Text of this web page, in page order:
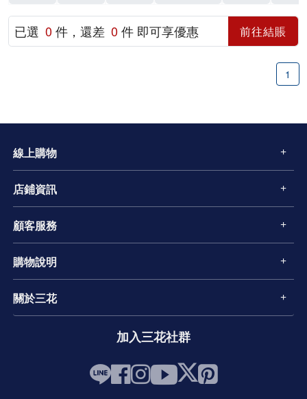
已選 0件，還差 0件 即可享優惠 前往結賬
1
線上購物
店鋪資訊
顧客服務
購物說明
關於三花
加入三花社群